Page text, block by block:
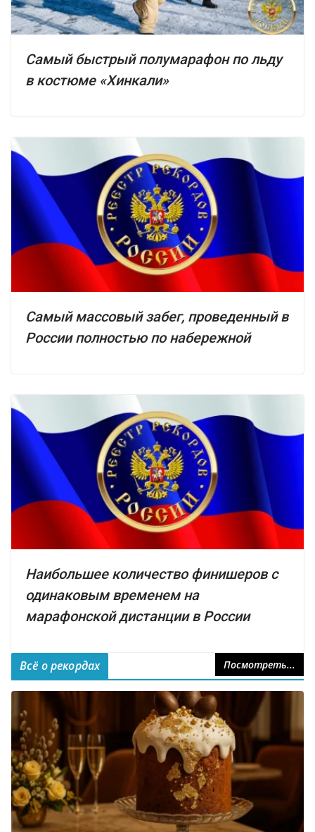
Самый быстрый полумарафон по льду
в костюме «Хинкали»
Самый массовый забег, проведенный в
России полностью по набережной
Наибольшее количество финишеров с
одинаковым временем на
марафонской дистанции в России
Всё о рекордах Посмотреть...